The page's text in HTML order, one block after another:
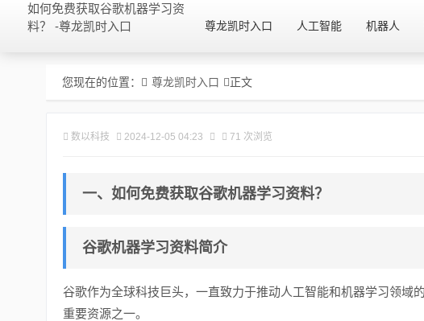
如何免费获取谷歌机器学习资
料？ -尊龙凯时入口
尊龙凯时入口 人工智能 机器人
您现在的位置： 尊龙凯时入口 正文
数以科技 2024-12-05 04:23 71 次浏览
一、如何免费获取谷歌机器学习资料？
谷歌机器学习资料简介
谷歌作为全球科技巨头，一直致力于推动人工智能和机器学习领域
重要资源之一。